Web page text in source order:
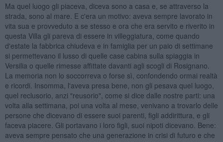
Ma quel luogo gli piaceva, diceva sono a casa e, se attraverso la
strada, sono al mare. E c'era un motivo: aveva sempre lavorato in
vita sua e provveduto a se stesso e ora che era servito e riverito in
questa Villa gli pareva di essere in villeggiatura, come quando
d'estate la fabbrica chiudeva e in famiglia per un paio di settimane
si permettevano il lusso di quelle case cabina sulla spiaggia in
Versilia o quelle rimesse affittate davanti agli scogli di Rosignano.
La memoria non lo soccorreva o forse sì, confondendo ormai realtà
e ricordi. Insomma, l'aveva presa bene, non gli pesava quel luogo,
quel reclusorio, anzi "reusorio", come si dice dalle nostre parti: una
volta alla settimana, poi una volta al mese, venivano a trovarlo delle
persone che dicevano di essere suoi parenti, figli addirittura, e gli
faceva piacere. Gli portavano i loro figli, suoi nipoti dicevano. Bene:
aveva sempre pensato che una generazione in crisi di futuro e che